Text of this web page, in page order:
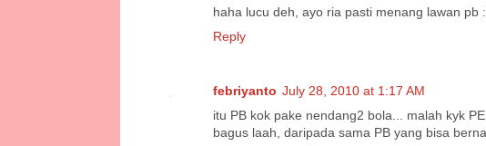
haha lucu deh, ayo ria pasti menang lawan pb
Reply
febriyanto July 28, 2010 at 1:17 AM
itu PB kok pake nendang2 bola... malah kyk
bagus laah, daripada sama PB yang bisa